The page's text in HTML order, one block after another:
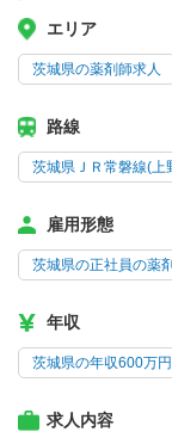
エリア
茨城県の薬剤師求人
路線
茨城県ＪＲ常磐線(上
雇用形態
茨城県の正社員の薬
年収
茨城県の年収600万
求人内容